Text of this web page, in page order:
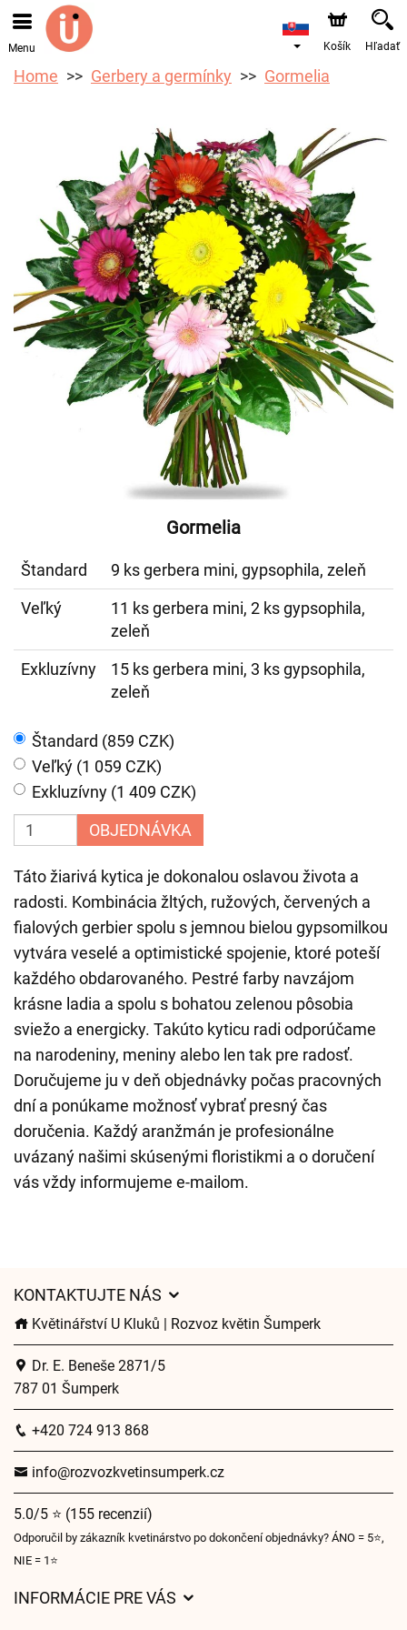
Menu Košík Hľadať
Home Gerbery a germínky Gormelia
Gormelia
Štandard
9 ks gerbera mini, gypsophila, zeleň
Veľký
11 ks gerbera mini, 2 ks gypsophila,
zeleň
Exkluzívny
15 ks gerbera mini, 3 ks gypsophila,
zeleň
Štandard (859 CZK)
Veľký (1 059 CZK)
Exkluzívny (1 409 CZK)
OBJEDNÁVKA
Táto žiarivá kytica je dokonalou oslavou života a
radosti. Kombinácia žltých, ružových, červených a
fialových gerbier spolu s jemnou bielou gypsomilkou
vytvára veselé a optimistické spojenie, ktoré poteší
každého obdarovaného. Pestré farby navzájom
krásne ladia a spolu s bohatou zelenou pôsobia
sviežo a energicky. Takúto kyticu radi odporúčame
na narodeniny, meniny alebo len tak pre radosť.
Doručujeme ju v deň objednávky počas pracovných
dní a ponúkame možnosť vybrať presný čas
doručenia. Každý aranžmán je profesionálne
uvázaný našimi skúsenými floristikmi a o doručení
vás vždy informujeme e-mailom.
KONTAKTUJTE NÁS
Květinářství U Kluků | Rozvoz květin Šumperk
Dr. E. Beneše 2871/5
787 01 Šumperk
+420 724 913 868
info@rozvozkvetinsumperk.cz
5.0/5 ⭐ (155 recenzií)
Odporučil by zákazník kvetinárstvo po dokončení objednávky? ÁNO = 5⭐,
NIE = 1⭐
INFORMÁCIE PRE VÁS